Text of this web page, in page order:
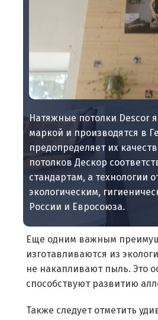
Натяжные потолки Descor
маркой и производятся в
предопределяет их
потолков Дескор
стандартам, а технологии
экологическим,
России и Евросоюза.
Еще одним важным
изготавливаются из
не накапливают пыль. Это
способствуют развитию
Также следует отметить